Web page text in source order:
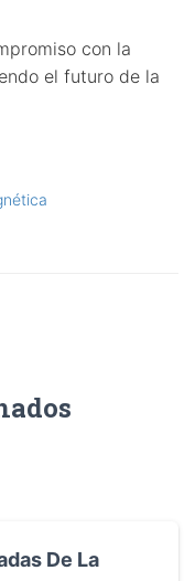
con la
el futuro de la
De La